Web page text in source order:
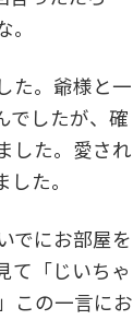
た。爺様と一
でしたが、確
した。愛され
た。
でにお部屋を
て「じいちゃ
この一言にお